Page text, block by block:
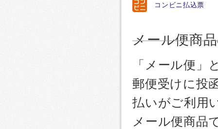
コンビニ払込票
メール便商
「メール便」
郵便受けに投
払いがご利用
メール便商品